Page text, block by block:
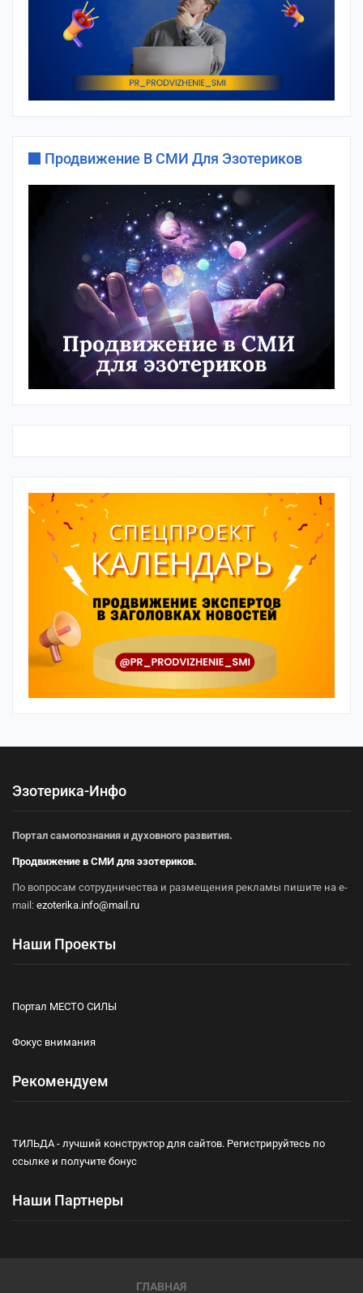
Продвижение В СМИ Для Эзотериков
Эзотерика-Инфо
Портал самопознания и духовного развития.
Продвижение в СМИ для эзотериков.
По вопросам сотрудничества и размещения рекламы пишите на e-
mail: ezoterika.info@mail.ru
Наши Проекты
Портал МЕСТО СИЛЫ
Фокус внимания
Рекомендуем
ТИЛЬДА - лучший конструктор для сайтов. Регистрируйтесь по
ссылке и получите бонус
Наши Партнеры
ГЛАВНАЯ